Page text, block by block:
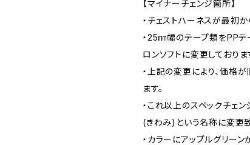
【マイナーチェンジ箇所】
・チェストハーネスが最初
・25㎜幅のテープ類をPP
ロンソフトに変更しておりま
・上記の変更により、価格
ます。
・これ以上のスペックチェ
(きわみ)という名称に変更致
・カラーにアップルグリーン